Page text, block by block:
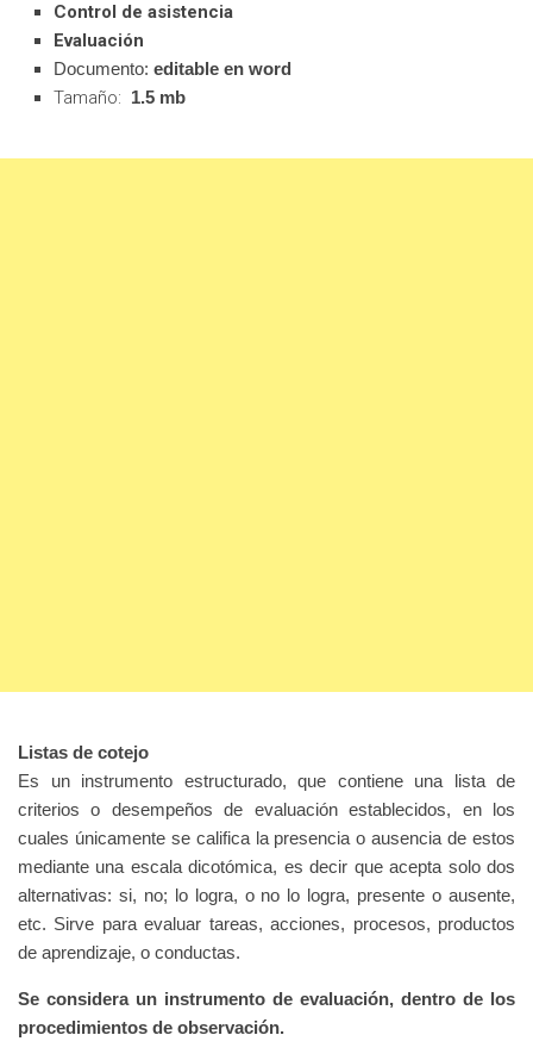
Control de asistencia
Evaluación
Documento: editable en word
Tamaño: 1.5 mb
Listas de cotejo
Es un instrumento estructurado, que contiene una lista de
criterios o desempeños de evaluación establecidos, en los
cuales únicamente se califica la presencia o ausencia de estos
mediante una escala dicotómica, es decir que acepta solo dos
alternativas: si, no; lo logra, o no lo logra, presente o ausente,
etc. Sirve para evaluar tareas, acciones, procesos, productos
de aprendizaje, o conductas.
Se considera un instrumento de evaluación, dentro de los
procedimientos de observación.